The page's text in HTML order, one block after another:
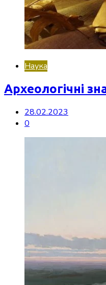
Наука
Археологічні
28.02.2023
0